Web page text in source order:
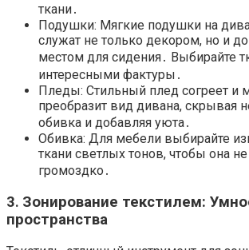
ткани․
Подушки: Мягкие подушки на
служат не только декором, но и
местом для сидения․ Выбирайте
интересными фактуры․
Пледы: Стильный плед согреет и
преобразит вид дивана, скрывая
обивка и добавляя уюта․
Обивка: Для мебели выбирайте
ткани светлых тонов, чтобы она
громоздко․
3․ Зонирование текстилем:
пространства